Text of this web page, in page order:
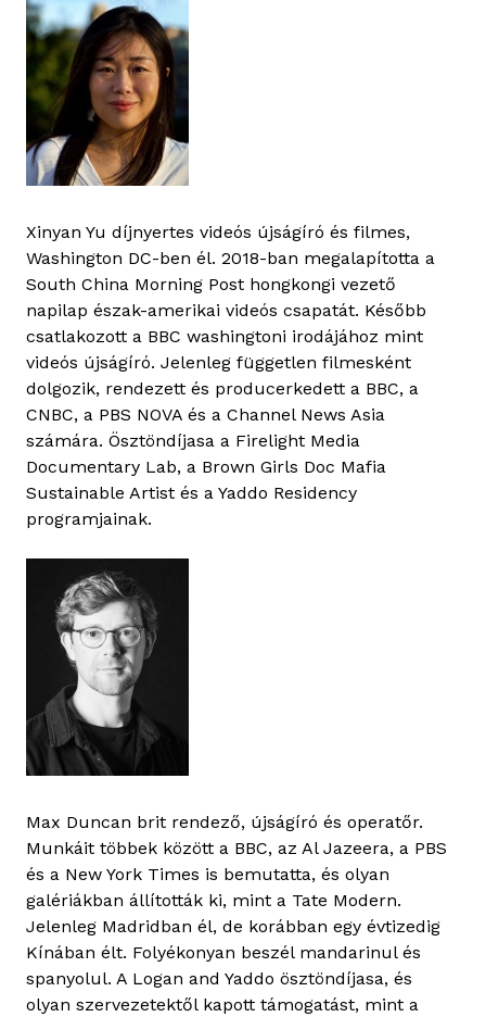
Xinyan Yu díjnyertes videós újságíró és filmes,
Washington DC-ben él. 2018-ban megalapította a
South China Morning Post hongkongi vezető
napilap észak-amerikai videós csapatát. Később
csatlakozott a BBC washingtoni irodájához mint
videós újságíró. Jelenleg független filmesként
dolgozik, rendezett és producerkedett a BBC, a
CNBC, a PBS NOVA és a Channel News Asia
számára. Ösztöndíjasa a Firelight Media
Documentary Lab, a Brown Girls Doc Mafia
Sustainable Artist és a Yaddo Residency
programjainak.
Max Duncan brit rendező, újságíró és operatőr.
Munkáit többek között a BBC, az Al Jazeera, a PBS
és a New York Times is bemutatta, és olyan
galériákban állították ki, mint a Tate Modern.
Jelenleg Madridban él, de korábban egy évtizedig
Kínában élt. Folyékonyan beszél mandarinul és
spanyolul. A Logan and Yaddo ösztöndíjasa, és
olyan szervezetektől kapott támogatást, mint a